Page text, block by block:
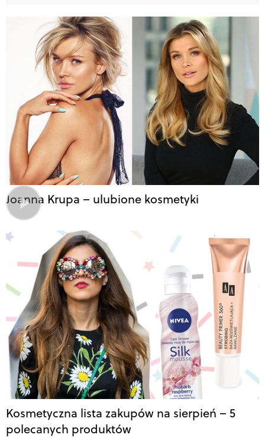
Joanna Krupa – ulubione kosmetyki
Kosmetyczna lista zakupów na sierpień – 5
polecanych produktów